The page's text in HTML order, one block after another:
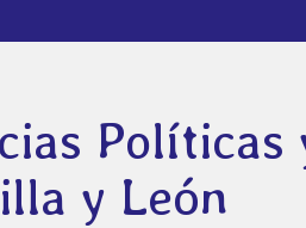
Políticas
y León